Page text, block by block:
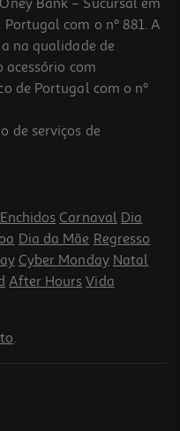
2700 W
com o nº 881. A
na qualidade de
com
de Portugal com o nº
de serviços de
Carnaval Dia
Dia da Mãe Regresso
Cyber Monday Natal
After Hours Vida
.